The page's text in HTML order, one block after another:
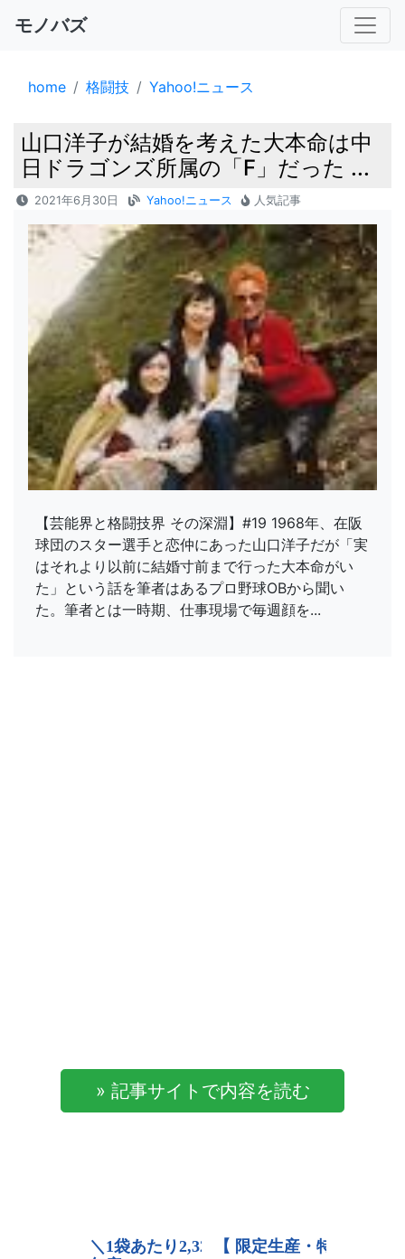
モノバズ
home 格闘技 Yahoo!ニュース
山口洋子が結婚を考えた大本命は中
日ドラゴンズ所属の「F」だった ...
2021年6月30日 Yahoo!ニュース 人気記事
【芸能界と格闘技界 その深淵】#19 1968年、在阪
球団のスター選手と恋仲にあった山口洋子だが「実
はそれより以前に結婚寸前まで行った大本命がい
た」という話を筆者はあるプロ野球OBから聞い
た。筆者とは一時期、仕事現場で毎週顔を...
» 記事サイトで内容を読む